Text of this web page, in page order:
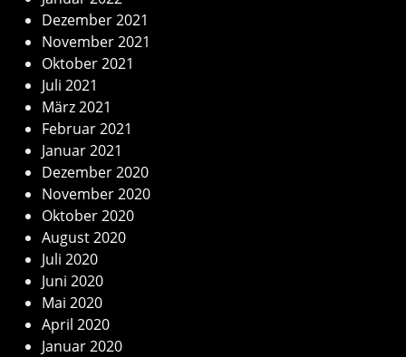
Dezember 2021
November 2021
Oktober 2021
Juli 2021
März 2021
Februar 2021
Januar 2021
Dezember 2020
November 2020
Oktober 2020
August 2020
Juli 2020
Juni 2020
Mai 2020
April 2020
Januar 2020